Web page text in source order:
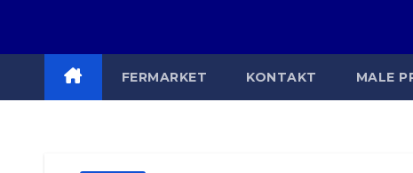
FERMARKET KONTAKT MALE